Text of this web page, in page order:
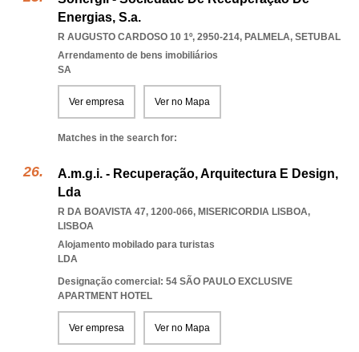
Energias, S.a.
R AUGUSTO CARDOSO 10 1º, 2950-214, PALMELA, SETUBAL
Arrendamento de bens imobiliários
SA
Ver empresa Ver no Mapa
Matches in the search for:
A.m.g.i. - Recuperação, Arquitectura E Design,
Lda
R DA BOAVISTA 47, 1200-066, MISERICORDIA LISBOA,
LISBOA
Alojamento mobilado para turistas
LDA
Designação comercial: 54 SÃO PAULO EXCLUSIVE
APARTMENT HOTEL
Ver empresa Ver no Mapa